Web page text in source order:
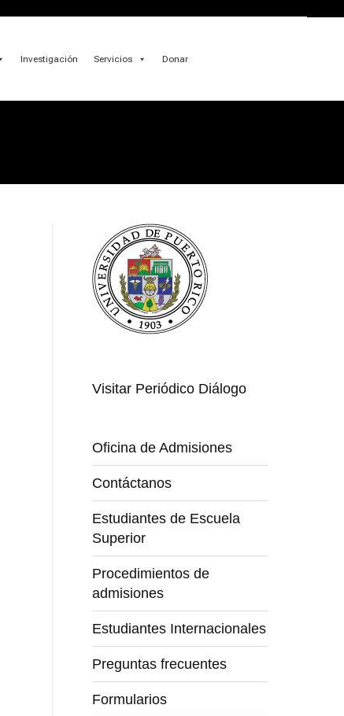
Investigación Servicios Donar
Visitar Periódico Diálogo
Oficina de Admisiones
Contáctanos
Estudiantes de Escuela
Superior
Procedimientos de
admisiones
Estudiantes Internacionales
Preguntas frecuentes
Formularios